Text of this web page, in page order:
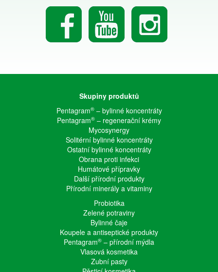
Skupiny produktů
Pentagram®– bylinné koncentráty
Pentagram® – regenerační krémy
Mycosynergy
Solitérní bylinné koncentráty
Ostatní bylinné koncentráty
Obrana proti infekci
Humátové přípravky
Další přírodní produkty
Přírodní minerály a vitaminy
Probiotika
Zelené potraviny
Bylinné čaje
Koupele a antiseptické produkty
Pentagram® – přírodní mýdla
Vlasová kosmetika
Zubní pasty